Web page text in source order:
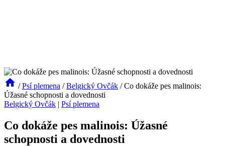
/ Psí plemena / Belgický Ovčák / Co dokáže pes malinois:
Úžasné schopnosti a dovednosti
Belgický Ovčák | Psí plemena
Co dokáže pes malinois: Úžasné
schopnosti a dovednosti